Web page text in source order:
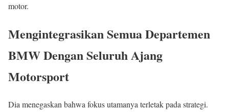
motor.
Mengintegrasikan Semua Departemen
BMW Dengan Seluruh Ajang
Motorsport
Dia menegaskan bahwa fokus utamanya terletak pada strategi.